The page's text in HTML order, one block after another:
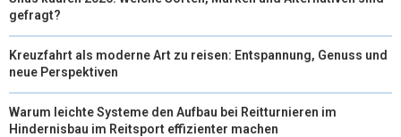
gefragt?
Kreuzfahrt als moderne Art zu reisen: Entspannung, Genuss und
neue Perspektiven
Warum leichte Systeme den Aufbau bei Reitturnieren im
Hindernisbau im Reitsport effizienter machen